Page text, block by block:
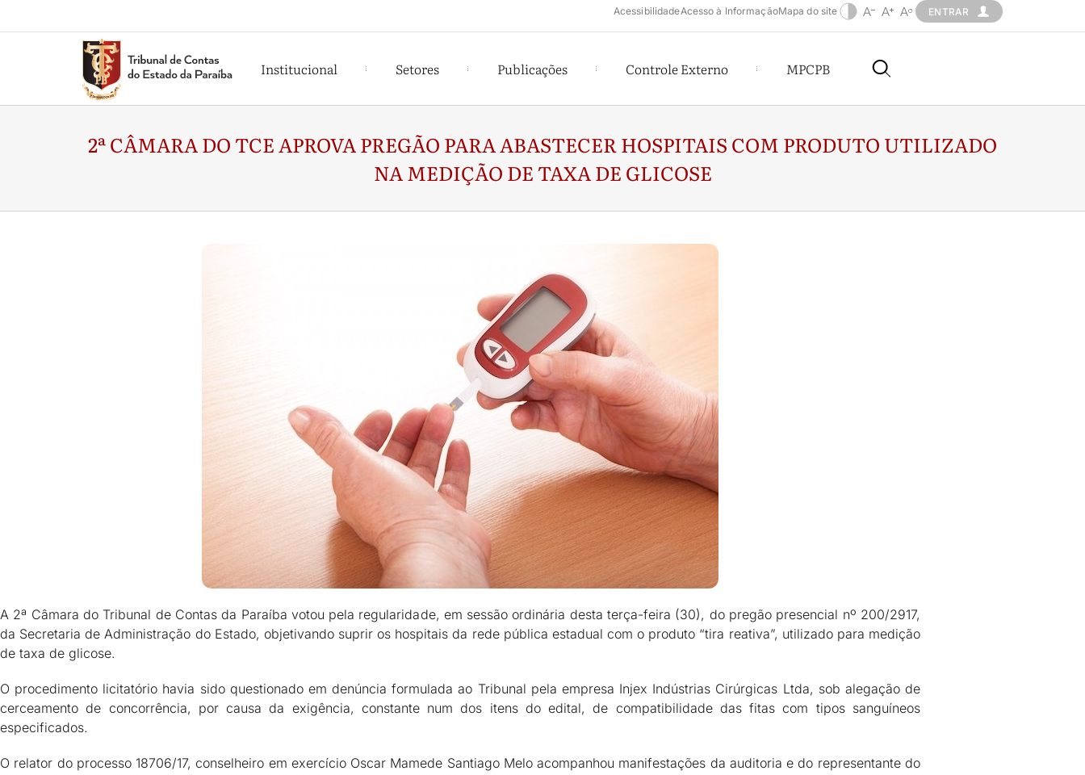
AcessibilidadeAcesso à InformaçãoMapa do site ENTRAR
Institucional Setores Publicações Controle Externo MPCPB
2ª CÂMARA DO TCE APROVA PREGÃO PARA ABASTECER HOSPITAIS COM PRODUTO UTILIZADO
NA MEDIÇÃO DE TAXA DE GLICOSE
A 2ª Câmara do Tribunal de Contas da Paraíba votou pela regularidade, em sessão ordinária desta terça-feira (30), do pregão presencial nº 200/2917,
da Secretaria de Administração do Estado, objetivando suprir os hospitais da rede pública estadual com o produto “tira reativa”, utilizado para medição
de taxa de glicose.
O procedimento licitatório havia sido questionado em denúncia formulada ao Tribunal pela empresa Injex Indústrias Cirúrgicas Ltda, sob alegação de
cerceamento de concorrência, por causa da exigência, constante num dos itens do edital, de compatibilidade das fitas com tipos sanguíneos
especificados.
O relator do processo 18706/17, conselheiro em exercício Oscar Mamede Santiago Melo acompanhou manifestações da auditoria e do representante do